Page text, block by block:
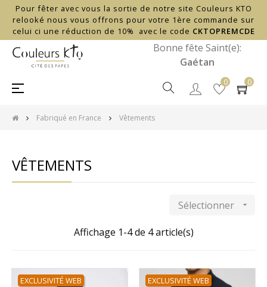
Pour fêter avec vous la sortie de notre site Couleurs KTO
relooké nous vous offrons pour votre 1ère commande sur
celui ci une réduction de 10% avec le code CKTOPREMCDE
Bonne fête Saint(e):
Gaétan
0 0
Basculer
navigation
☰
Fabriqué en France Vêtements
VÊTEMENTS
Sélectionner 
Affichage 1-4 de 4 article(s)
EXCLUSIVITÉ WEB EXCLUSIVITÉ WEB